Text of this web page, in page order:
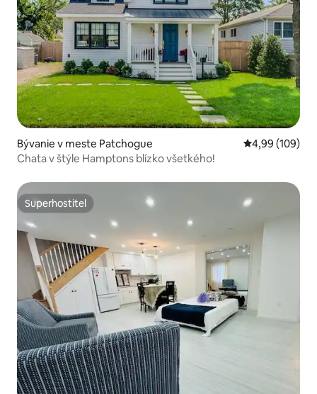
Bývanie v meste Patchogue Priemerné
4,99 (109)
Chata v štýle Hamptons blízko všetkého!
Superhostiteľ
Superhostiteľ